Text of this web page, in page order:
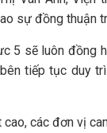
sự đồng thuận
5 sẽ luôn đồng
tiếp tục duy
các đơn vị